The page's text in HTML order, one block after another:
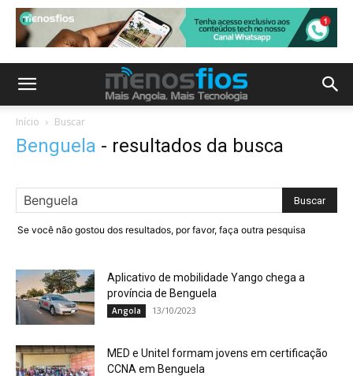
Início Buscar
Benguela - resultados da busca
Se você não gostou dos resultados, por favor, faça outra pesquisa
Aplicativo de mobilidade Yango chega a
província de Benguela
Angola 13/10/2023
MED e Unitel formam jovens em certificação
CCNA em Benguela